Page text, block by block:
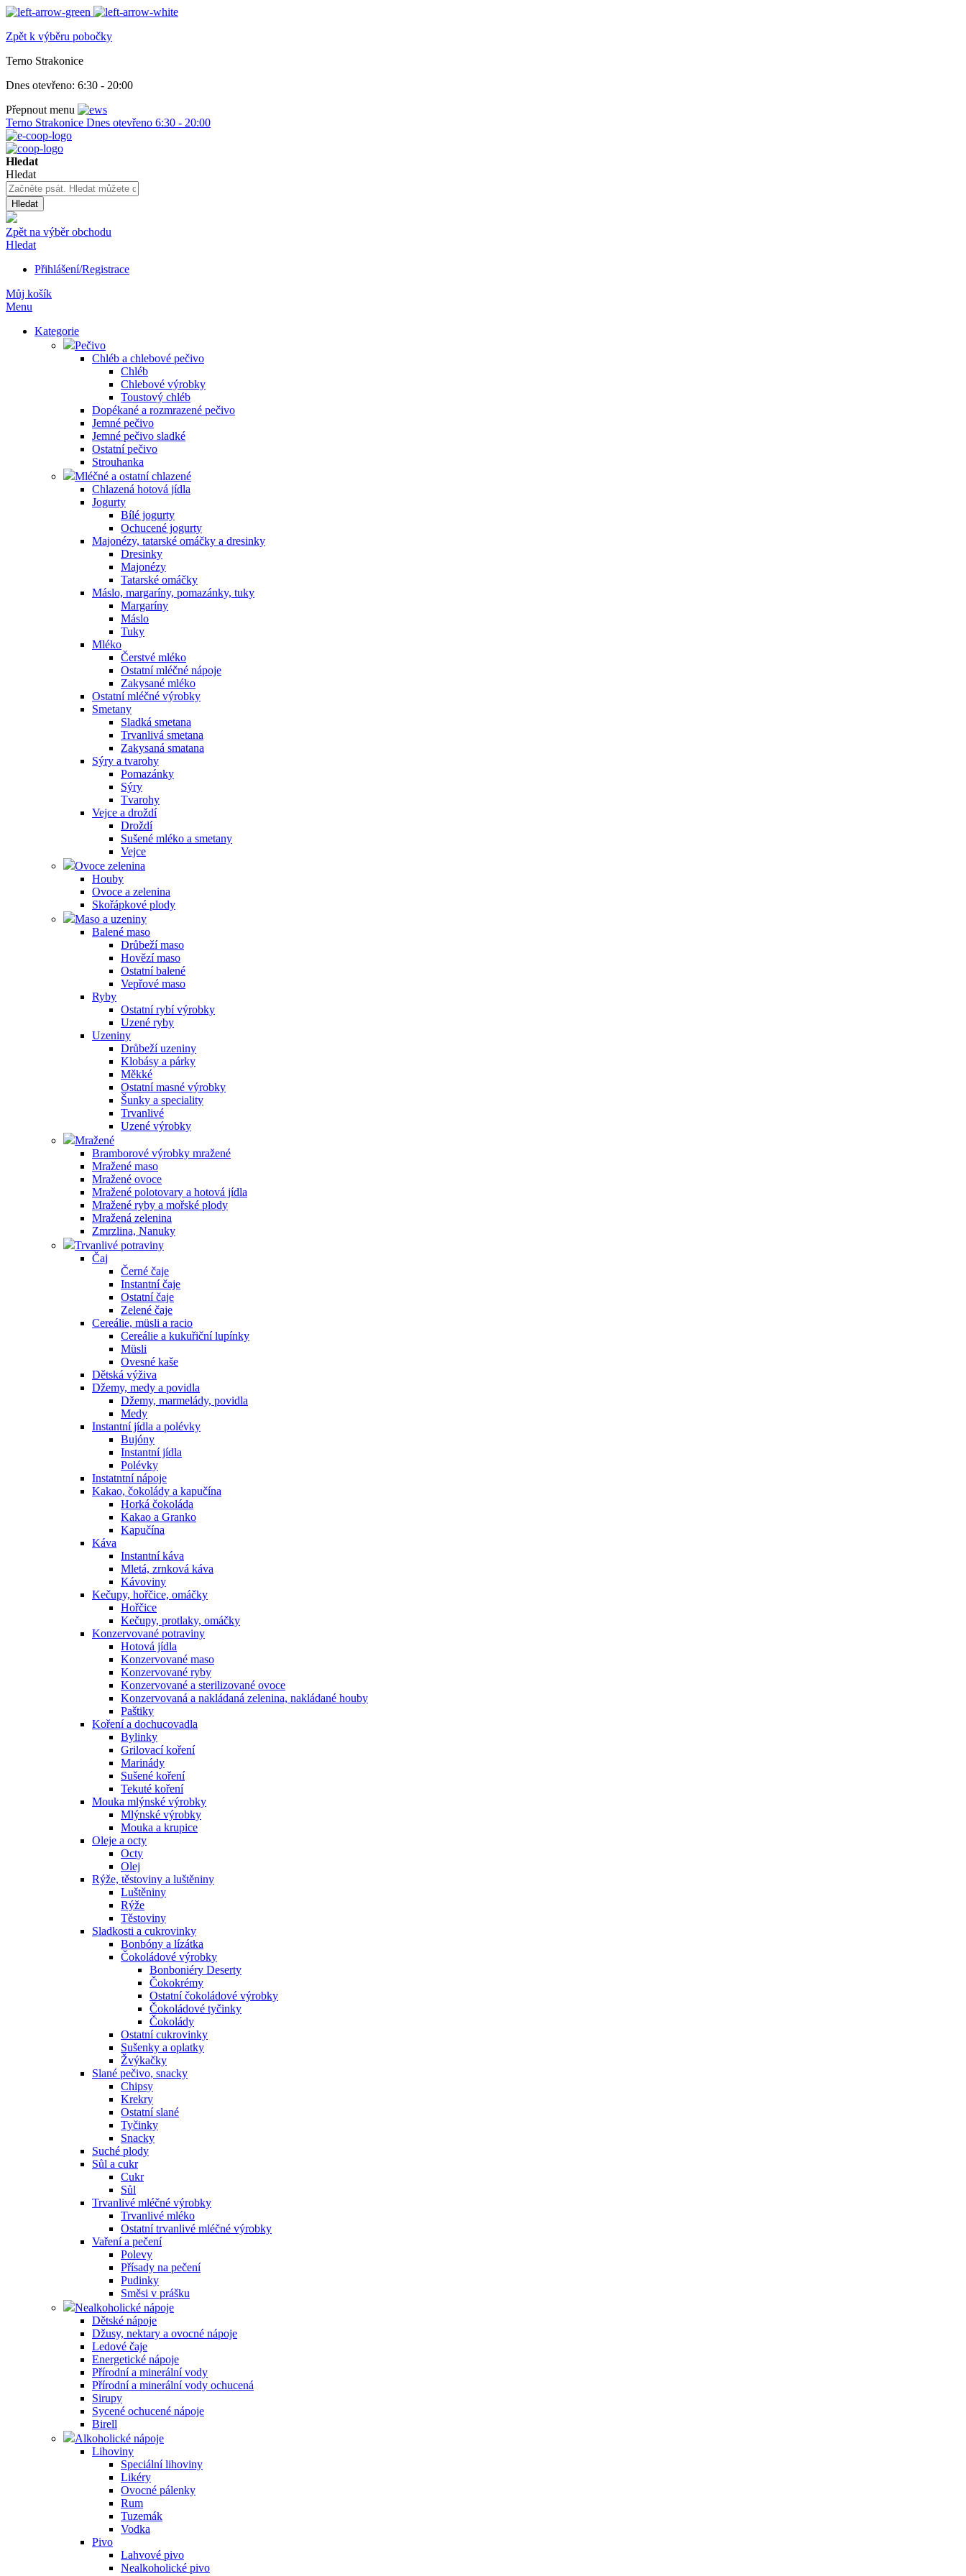
Zpět k výběru pobočky
Terno Strakonice
Dnes otevřeno: 6:30 - 20:00
Přepnout menu
Terno Strakonice Dnes otevřeno 6:30 - 20:00
Hledat
Hledat
Hledat
Zpět na výběr obchodu
Hledat
Přihlášení/Registrace
Můj košík
Menu
Kategorie
Pečivo
Chléb a chlebové pečivo
Chléb
Chlebové výrobky
Toustový chléb
Dopékané a rozmrazené pečivo
Jemné pečivo
Jemné pečivo sladké
Ostatní pečivo
Strouhanka
Mléčné a ostatní chlazené
Chlazená hotová jídla
Jogurty
Bílé jogurty
Ochucené jogurty
Majonézy, tatarské omáčky a dresinky
Dresinky
Majonézy
Tatarské omáčky
Máslo, margaríny, pomazánky, tuky
Margaríny
Máslo
Tuky
Mléko
Čerstvé mléko
Ostatní mléčné nápoje
Zakysané mléko
Ostatní mléčné výrobky
Smetany
Sladká smetana
Trvanlivá smetana
Zakysaná smatana
Sýry a tvarohy
Pomazánky
Sýry
Tvarohy
Vejce a droždí
Droždí
Sušené mléko a smetany
Vejce
Ovoce zelenina
Houby
Ovoce a zelenina
Skořápkové plody
Maso a uzeniny
Balené maso
Drůbeží maso
Hovězí maso
Ostatní balené
Vepřové maso
Ryby
Ostatní rybí výrobky
Uzené ryby
Uzeniny
Drůbeží uzeniny
Klobásy a párky
Měkké
Ostatní masné výrobky
Šunky a speciality
Trvanlivé
Uzené výrobky
Mražené
Bramborové výrobky mražené
Mražené maso
Mražené ovoce
Mražené polotovary a hotová jídla
Mražené ryby a mořské plody
Mražená zelenina
Zmrzlina, Nanuky
Trvanlivé potraviny
Čaj
Černé čaje
Instantní čaje
Ostatní čaje
Zelené čaje
Cereálie, müsli a racio
Cereálie a kukuřiční lupínky
Müsli
Ovesné kaše
Dětská výživa
Džemy, medy a povidla
Džemy, marmelády, povidla
Medy
Instantní jídla a polévky
Bujóny
Instantní jídla
Polévky
Instatntní nápoje
Kakao, čokolády a kapučína
Horká čokoláda
Kakao a Granko
Kapučína
Káva
Instantní káva
Mletá, zrnková káva
Kávoviny
Kečupy, hořčice, omáčky
Hořčice
Kečupy, protlaky, omáčky
Konzervované potraviny
Hotová jídla
Konzervované maso
Konzervované ryby
Konzervované a sterilizované ovoce
Konzervovaná a nakládaná zelenina, nakládané houby
Paštiky
Koření a dochucovadla
Bylinky
Grilovací koření
Marinády
Sušené koření
Tekuté koření
Mouka mlýnské výrobky
Mlýnské výrobky
Mouka a krupice
Oleje a octy
Octy
Olej
Rýže, těstoviny a luštěniny
Luštěniny
Rýže
Těstoviny
Sladkosti a cukrovinky
Bonbóny a lízátka
Čokoládové výrobky
Bonboniéry Deserty
Čokokrémy
Ostatní čokoládové výrobky
Čokoládové tyčinky
Čokolády
Ostatní cukrovinky
Sušenky a oplatky
Žvýkačky
Slané pečivo, snacky
Chipsy
Krekry
Ostatní slané
Tyčinky
Snacky
Suché plody
Sůl a cukr
Cukr
Sůl
Trvanlivé mléčné výrobky
Trvanlivé mléko
Ostatní trvanlivé mléčné výrobky
Vaření a pečení
Polevy
Přísady na pečení
Pudinky
Směsi v prášku
Nealkoholické nápoje
Dětské nápoje
Džusy, nektary a ovocné nápoje
Ledové čaje
Energetické nápoje
Přírodní a minerální vody
Přírodní a minerální vody ochucená
Sirupy
Sycené ochucené nápoje
Birell
Alkoholické nápoje
Lihoviny
Speciální lihoviny
Likéry
Ovocné pálenky
Rum
Tuzemák
Vodka
Pivo
Lahvové pivo
Nealkoholické pivo